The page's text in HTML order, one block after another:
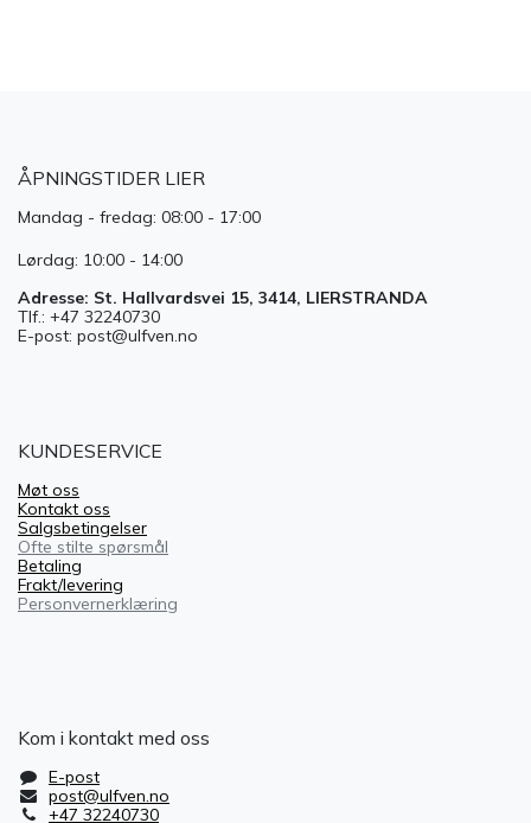
ÅPNINGSTIDER LIER
Mandag - fredag: 08:00 - 17:00
Lørdag: 10:00 - 14:00
Adresse: St. Hallvardsvei 15, 3414, LIERSTRANDA
Tlf.: +47 32240730
E-post: post@ulfven.no
KUNDESERVICE
Møt oss
Kontakt oss
Salgsbetingelser
Ofte stilte spørsmål
Betaling
Frakt/levering
Personvernerklæring
Kom i kontakt med oss
E-post
post@ulfven.no
+47 32240730